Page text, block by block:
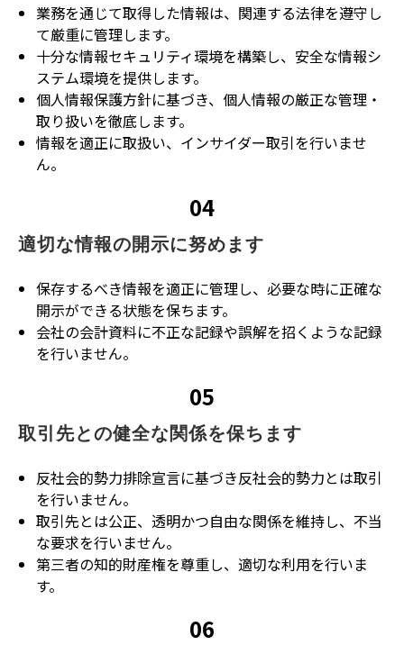
業務を通じて取得した情報は、関連する法律を遵守し
て厳重に管理します。
十分な情報セキュリティ環境を構築し、安全な情報シ
ステム環境を提供します。
個人情報保護方針に基づき、個人情報の厳正な管理・
取り扱いを徹底します。
情報を適正に取扱い、インサイダー取引を行いませ
ん。
04
適切な情報の開示に努めます
保存するべき情報を適正に管理し、必要な時に正確な
開示ができる状態を保ちます。
会社の会計資料に不正な記録や誤解を招くような記録
を行いません。
05
取引先との健全な関係を保ちます
反社会的勢力排除宣言に基づき反社会的勢力とは取引
を行いません。
取引先とは公正、透明かつ自由な関係を維持し、不当
な要求を行いません。
第三者の知的財産権を尊重し、適切な利用を行いま
す。
06